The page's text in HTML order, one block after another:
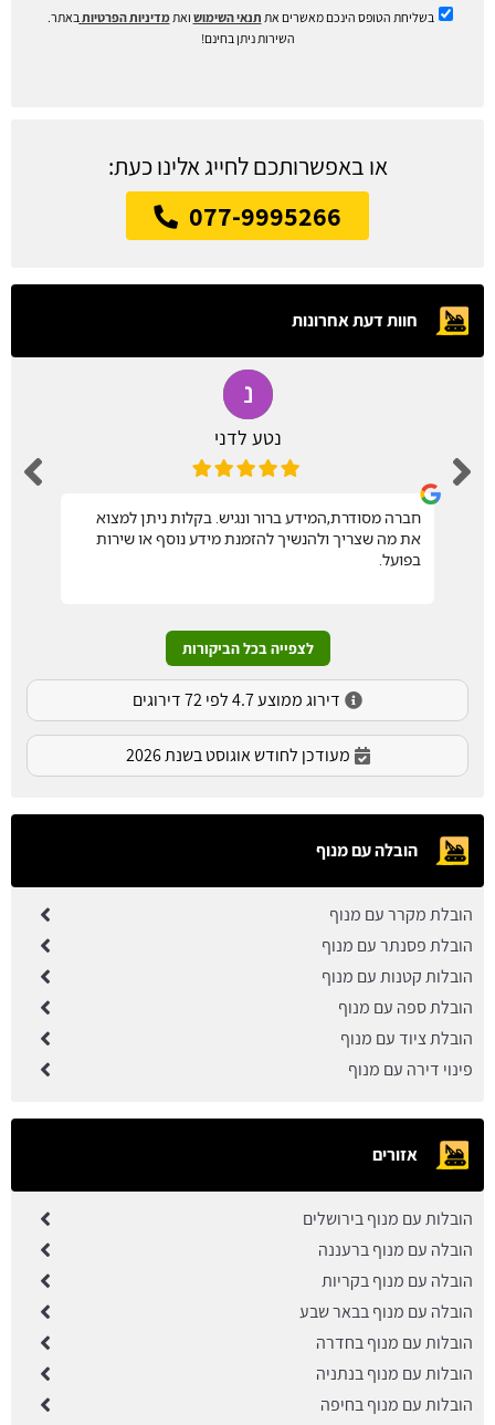
בשליחת הטופס הינכם מאשרים את תנאי השימוש ואתמדיניות הפרטיותבאתר.
השירות ניתן בחינם!
או באפשרותכם לחייג אלינו כעת:
077-9995266
חוות דעת אחרונות
נטע לדני
חברה מסודרת,המידע ברור ונגיש. בקלות ניתן למצוא
את מה שצריך ולהנשיך להזמנת מידע נוסף או שירות
בפועל.
לצפייה בכל הביקורות
דירוג ממוצע 4.7 לפי 72 דירוגים
מעודכן לחודש אוגוסט בשנת 2026
הובלה עם מנוף
הובלת מקרר עם מנוף
הובלת פסנתר עם מנוף
הובלות קטנות עם מנוף
הובלת ספה עם מנוף
הובלת ציוד עם מנוף
פינוי דירה עם מנוף
אזורים
הובלות עם מנוף בירושלים
הובלה עם מנוף ברעננה
הובלה עם מנוף בקריות
הובלה עם מנוף בבאר שבע
הובלות עם מנוף בחדרה
הובלות עם מנוף בנתניה
הובלות עם מנוף בחיפה